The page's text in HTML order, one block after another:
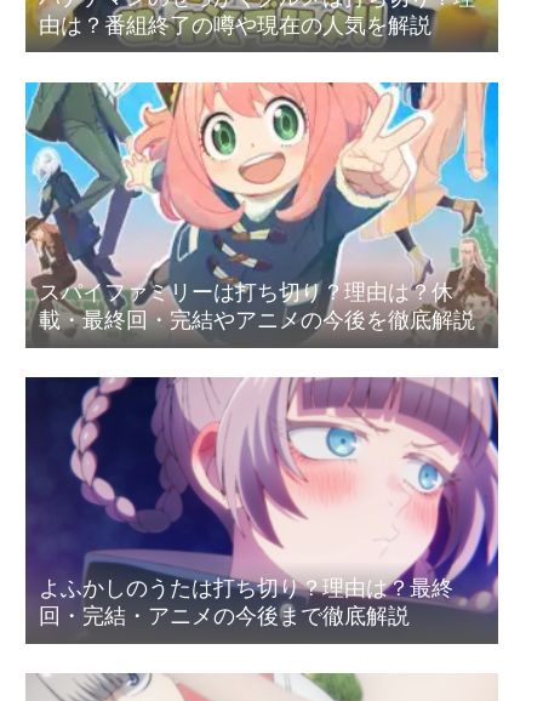
由は？番組終了の噂や現在の人気を解説
スパイファミリーは打ち切り？理由は？休
載・最終回・完結やアニメの今後を徹底解説
よふかしのうたは打ち切り？理由は？最終
回・完結・アニメの今後まで徹底解説